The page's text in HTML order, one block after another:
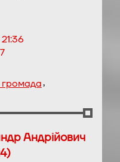
громада,
Андрійович